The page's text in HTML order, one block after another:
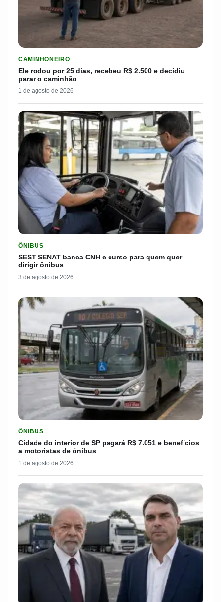
CAMINHONEIRO
Ele rodou por 25 dias, recebeu R$ 2.500 e decidiu
parar o caminhão
1 de agosto de 2026
ÔNIBUS
SEST SENAT banca CNH e curso para quem quer
dirigir ônibus
3 de agosto de 2026
ÔNIBUS
Cidade do interior de SP pagará R$ 7.051 e benefícios
a motoristas de ônibus
1 de agosto de 2026